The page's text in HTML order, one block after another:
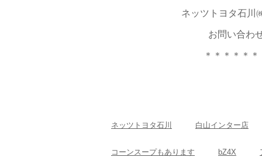
ネッツトヨタ石川
お問い合わ
＊＊＊＊＊
ネッツトヨタ石川 白山インター店
コーンスープもあります bZ4X